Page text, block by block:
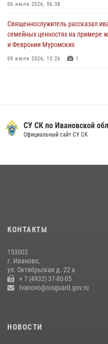
06 июля 2026, 06:38
Священнослужитель рассказал
семейных ценностях на примере
и Февронии Муромских
09 июля 2026, 13:26 1
В Иванове сотрудники
эпоху исторических вызовов с
В Иванове сотрудниками
В Иванове сотрудники ОМОН
схожий с гранатой
10 июля 2026, 09:29
СУ СК по Ивановской
Официальный сайт СУ СК
КОНТАКТЫ
153002
г. Иваново,
ул. Октябрьская д. 22 а
+ 7 (4932) 37-80-05
Ivanovo@rosguard.gov.ru
НОВОСТИ